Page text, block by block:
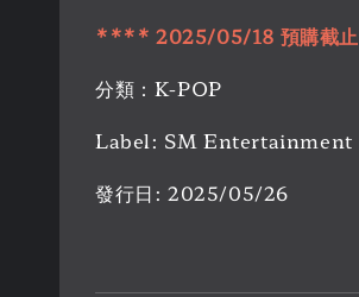
**** 2025/05/18 預購截止
分類：K-POP
Label: SM Entertainment
發行日: 2025/05/26